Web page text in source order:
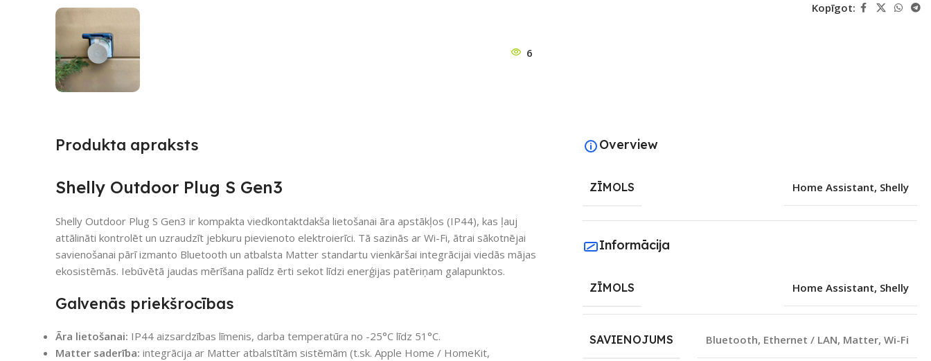
Kopīgot:
6
Produkta apraksts
Shelly Outdoor Plug S Gen3
Shelly Outdoor Plug S Gen3 ir kompakta viedkontaktdakša lietošanai āra apstākļos (IP44), kas ļauj
attālināti kontrolēt un uzraudzīt jebkuru pievienoto elektroierīci. Tā sazinās ar Wi-Fi, ātrai sākotnējai
savienošanai pārī izmanto Bluetooth un atbalsta Matter standartu vienkāršai integrācijai viedās mājas
ekosistēmās. Iebūvētā jaudas mērīšana palīdz ērti sekot līdzi enerģijas patēriņam galapunktos.
Galvenās priekšrocības
Āra lietošanai: IP44 aizsardzības līmenis, darba temperatūra no -25°C līdz 51°C.
Matter saderība: integrācija ar Matter atbalstītām sistēmām (t.sk. Apple Home / HomeKit,
Overview
ZĪMOLS Home Assistant, Shelly
Informācija
ZĪMOLS Home Assistant, Shelly
SAVIENOJUMS Bluetooth, Ethernet / LAN, Matter, Wi-Fi